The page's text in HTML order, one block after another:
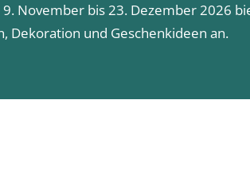
November bis 23. Dezember 2026
Dekoration und Geschenkideen an.